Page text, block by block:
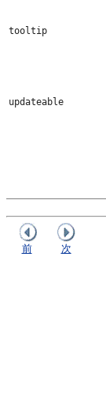
tooltip
updateable
前 次